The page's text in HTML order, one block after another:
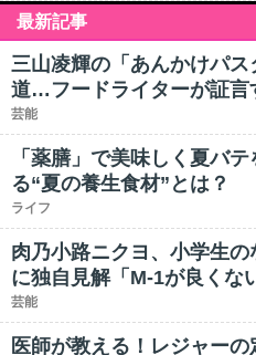
最新記事
三山凌輝の「あんかけパス
道…フードライターが証言
芸能
「薬膳」で美味しく夏バ
る“夏の養生食材”とは？
ライフ
肉乃小路ニクヨ、小学生
に独自見解「M-1が良くな
芸能
医師が教える！レジャー